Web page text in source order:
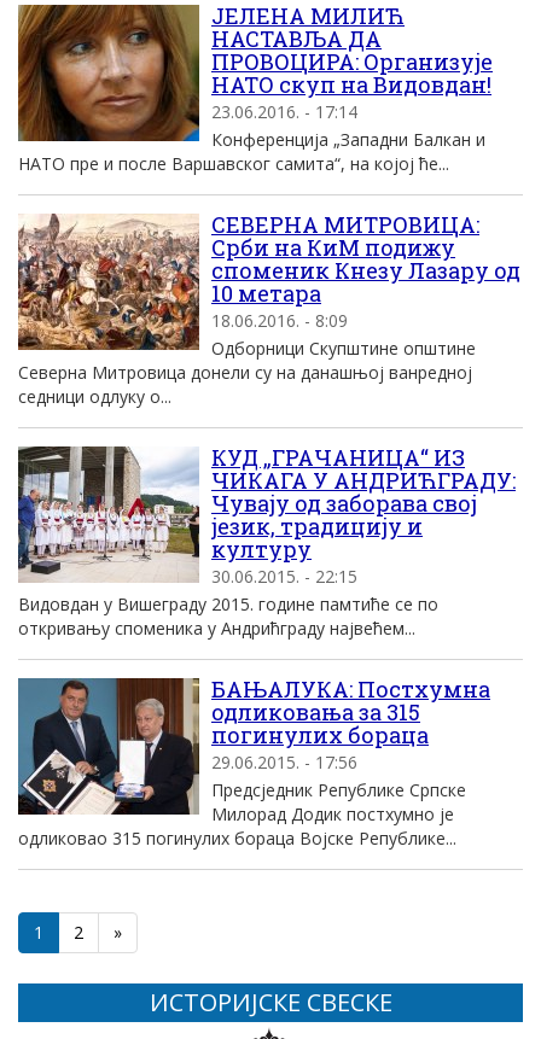
ЈЕЛЕНА МИЛИЋ
НАСТАВЉА ДА
ПРОВОЦИРА: Организује
НАТО скуп на Видовдан!
23.06.2016. - 17:14
Конференција „Западни Балкан и
НАТО пре и после Варшавског самита“, на којој ће...
СЕВЕРНА МИТРОВИЦА:
Срби на КиМ подижу
споменик Кнезу Лазару од
10 метара
18.06.2016. - 8:09
Одборници Скупштине општине
Северна Митровица донели су на данашњој ванредној
седници одлуку о...
КУД „ГРАЧАНИЦА“ ИЗ
ЧИКАГА У АНДРИЋГРАДУ:
Чувају од заборава свој
језик, традицију и
културу
30.06.2015. - 22:15
Видовдан у Вишеграду 2015. године памтиће се по
откривању споменика у Андрићграду највећем...
БАЊАЛУКА: Постхумна
одликовања за 315
погинулих бораца
29.06.2015. - 17:56
Предсједник Републике Српске
Милорад Додик постхумно је
одликовао 315 погинулих бораца Војске Републике...
1 2 »
ИСТОРИЈСКЕ СВЕСКЕ